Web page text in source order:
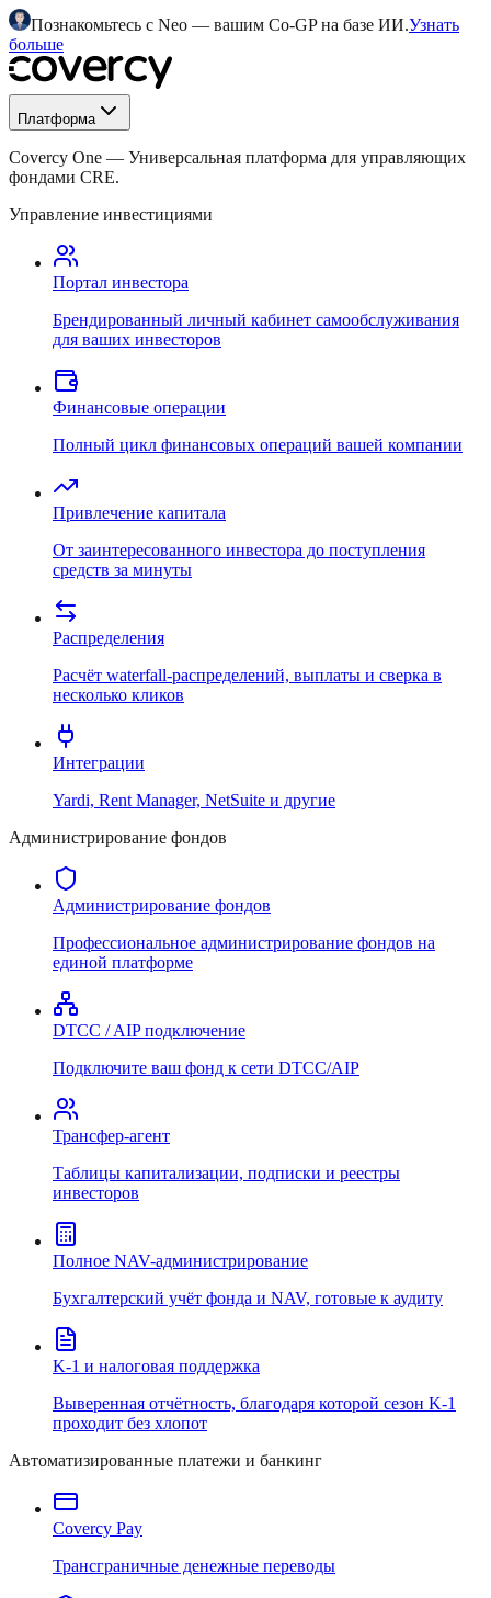
Познакомьтесь с Neo — вашим Co-GP на базе ИИ.Узнать
больше
Платформа
Covercy One — Универсальная платформа для управляющих
фондами CRE.
Управление инвестициями
Портал инвестора
Брендированный личный кабинет самообслуживания
для ваших инвесторов
Финансовые операции
Полный цикл финансовых операций вашей компании
Привлечение капитала
От заинтересованного инвестора до поступления
средств за минуты
Распределения
Расчёт waterfall-распределений, выплаты и сверка в
несколько кликов
Интеграции
Yardi, Rent Manager, NetSuite и другие
Администрирование фондов
Администрирование фондов
Профессиональное администрирование фондов на
единой платформе
DTCC / AIP подключение
Подключите ваш фонд к сети DTCC/AIP
Трансфер-агент
Таблицы капитализации, подписки и реестры
инвесторов
Полное NAV-администрирование
Бухгалтерский учёт фонда и NAV, готовые к аудиту
K-1 и налоговая поддержка
Выверенная отчётность, благодаря которой сезон K-1
проходит без хлопот
Автоматизированные платежи и банкинг
Covercy Pay
Трансграничные денежные переводы